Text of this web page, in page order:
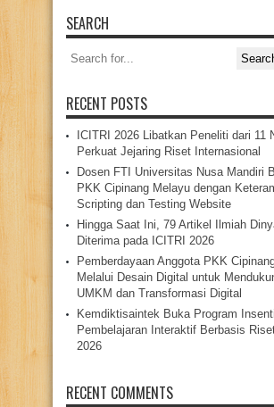
SEARCH
Search
for:
RECENT POSTS
ICITRI 2026 Libatkan Peneliti dari 11
Perkuat Jejaring Riset Internasional
Dosen FTI Universitas Nusa Mandiri
PKK Cipinang Melayu dengan
Scripting dan Testing Website
Hingga Saat Ini, 79 Artikel Ilmiah
Diterima pada ICITRI 2026
Pemberdayaan Anggota PKK
Melalui Desain Digital untuk
UMKM dan Transformasi Digital
Kemdiktisaintek Buka Program
Pembelajaran Interaktif Berbasis
2026
RECENT COMMENTS